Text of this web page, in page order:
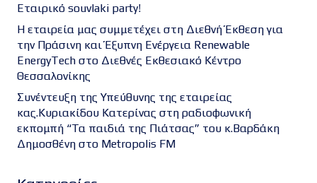
Εταιρικό souvlaki party!
Η εταιρεία μας συμμετέχει στη Διεθνή Έκθεση για
την Πράσινη και Έξυπνη Ενέργεια Renewable
EnergyTech στο Διεθνές Εκθεσιακό Κέντρο
Θεσσαλονίκης
Συνέντευξη της Υπεύθυνης της εταιρείας
κας.Κυριακίδου Κατερίνας στη ραδιοφωνική
εκπομπή “Τα παιδιά της Πιάτσας” του κ.Βαρδάκη
Δημοσθένη στο Metropolis FM